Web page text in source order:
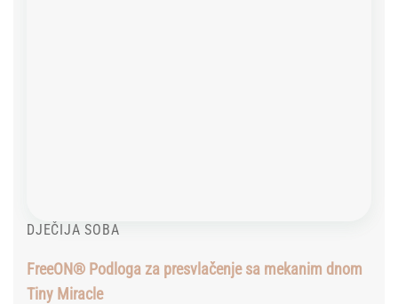
DJEČIJA SOBA
FreeON® Podloga za presvlačenje sa mekanim dnom
Tiny Miracle